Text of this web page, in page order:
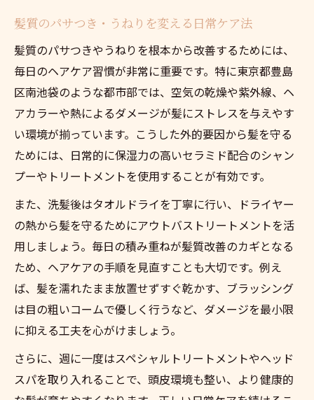
髪質のパサつき・うねりを変える日常ケア法
髪質のパサつきやうねりを根本から改善するためには、
毎日のヘアケア習慣が非常に重要です。特に東京都豊島
区南池袋のような都市部では、空気の乾燥や紫外線、ヘ
アカラーや熱によるダメージが髪にストレスを与えやす
い環境が揃っています。こうした外的要因から髪を守る
ためには、日常的に保湿力の高いセラミド配合のシャン
プーやトリートメントを使用することが有効です。
また、洗髪後はタオルドライを丁寧に行い、ドライヤー
の熱から髪を守るためにアウトバストリートメントを活
用しましょう。毎日の積み重ねが髪質改善のカギとなる
ため、ヘアケアの手順を見直すことも大切です。例え
ば、髪を濡れたまま放置せずすぐ乾かす、ブラッシング
は目の粗いコームで優しく行うなど、ダメージを最小限
に抑える工夫を心がけましょう。
さらに、週に一度はスペシャルトリートメントやヘッド
スパを取り入れることで、頭皮環境も整い、より健康的